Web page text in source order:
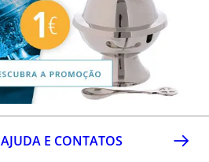
AJUDA E CONTATOS